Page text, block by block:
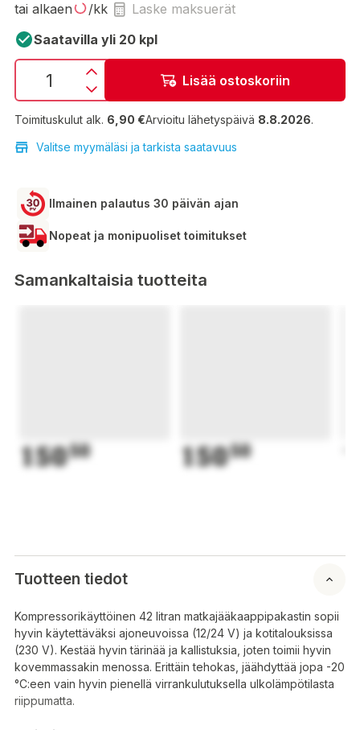
tai alkaen /kk
Laske maksuerät
Saatavilla yli 20 kpl
Lisää ostoskoriin
Toimituskulut alk. 6,90 €Arvioitu lähetyspäivä 8.8.2026.
Valitse myymäläsi ja tarkista saatavuus
Ilmainen palautus 30 päivän ajan
Nopeat ja monipuoliset toimitukset
Samankaltaisia tuotteita
15050 15050
Tuotteen tiedot
Kompressorikäyttöinen 42 litran matkajääkaappipakastin sopii
hyvin käytettäväksi ajoneuvoissa (12/24 V) ja kotitalouksissa
(230 V). Kestää hyvin tärinää ja kallistuksia, joten toimii hyvin
kovemmassakin menossa. Erittäin tehokas, jäähdyttää jopa -20
°C:een vain hyvin pienellä virrankulutuksella ulkolämpötilasta
riippumatta.